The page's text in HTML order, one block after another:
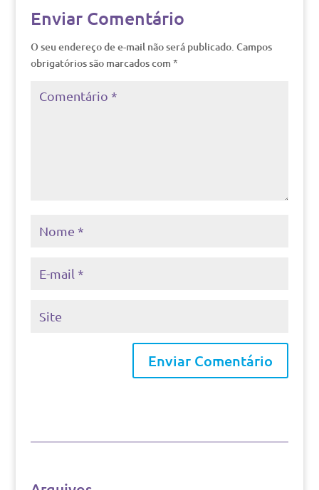
Enviar Comentário
O seu endereço de e-mail não será publicado. Campos
obrigatórios são marcados com *